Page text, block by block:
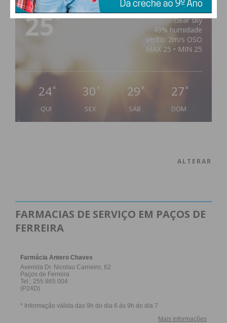
25°
clear sky
49% humidade
vento: 2m/s OSO
MAX 25 • MIN 25
24°
QUI
30 °
SEX
29 °
SÁB
27 °
DOM
ALTERAR
FARMACIAS DE SERVIÇO EM PAÇOS DE
FERREIRA